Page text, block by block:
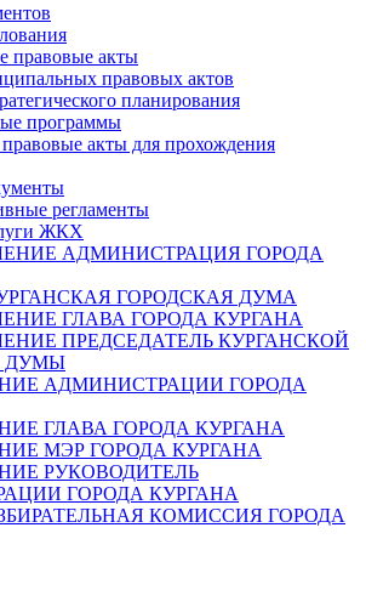
правовые акты
правовых актов
планирования
программы
акты для прохождения
регламенты
ЖКХ
АДМИНИСТРАЦИЯ ГОРОДА
ГОРОДСКАЯ ДУМА
ГЛАВА ГОРОДА КУРГАНА
ПРЕДСЕДАТЕЛЬ КУРГАНСКОЙ
ДУМЫ
АДМИНИСТРАЦИИ ГОРОДА
ГЛАВА ГОРОДА КУРГАНА
МЭР ГОРОДА КУРГАНА
РУКОВОДИТЕЛЬ
ГОРОДА КУРГАНА
КОМИССИЯ ГОРОДА